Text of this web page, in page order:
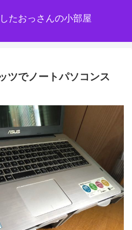
たおっさんの小部屋
ツでノートパソコンス